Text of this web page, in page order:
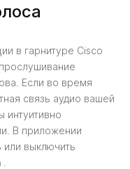
в гарнитуре Cisco
Если во время
связь аудио вашей
интуитивно
В приложении
выключить